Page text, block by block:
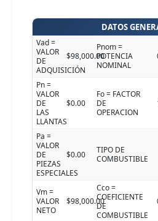
DATOS
Vad =
VALOR
DE
ADQUISICIÓN
$98,000.00
Pnom =
POTENCIA
NOMINAL
Pn =
VALOR
DE
LAS
LLANTAS
$0.00
Fo = FACTOR
DE
OPERACION
Pa =
VALOR
DE
PIEZAS
ESPECIALES
$0.00
TIPO DE
COMBUSTIBLE
Vm =
VALOR
NETO
$98,000.00
Cco =
COEFICIENTE
DE
COMBUSTIBLE